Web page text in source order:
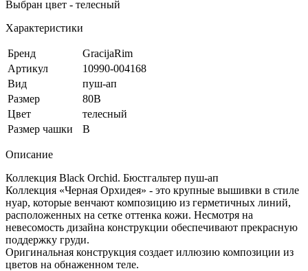
Выбран цвет - телесный
Характеристики
Бренд
GracijaRim
Артикул
10990-004168
Вид
пуш-ап
Размер
80B
Цвет
телесный
Размер чашки
B
Описание
Коллекция Black Orchid. Бюстгальтер пуш-ап
Коллекция «Черная Орхидея» - это крупные вышивки в стиле
нуар, которые венчают композицию из герметичных линий,
расположенных на сетке оттенка кожи. Несмотря на
невесомость дизайна конструкции обеспечивают прекрасную
поддержку груди.
Оригинальная конструкция создает иллюзию композиции из
цветов на обнаженном теле.